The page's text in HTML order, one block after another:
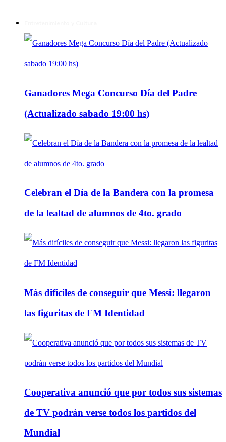
Ganadores Mega Concurso Día del Padre
(Actualizado sabado 19:00 hs)
Celebran el Día de la Bandera con la promesa
de la lealtad de alumnos de 4to. grado
Más difíciles de conseguir que Messi: llegaron
las figuritas de FM Identidad
Cooperativa anunció que por todos sus sistemas
de TV podrán verse todos los partidos del
Mundial